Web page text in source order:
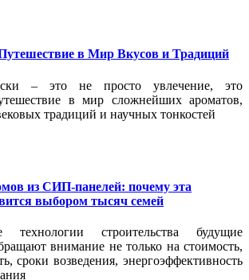
в Мир Вкусов и Традиций
– это не просто увлечение, это
в мир сложнейших ароматов,
традиций и научных тонкостей
из СИП-панелей: почему эта
выбором тысяч семей
строительства будущие
внимание не только на стоимость,
сроки возведения, энергоэффективность